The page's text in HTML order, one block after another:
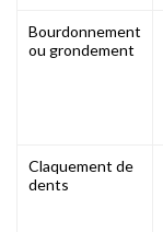
Bourdonnement
ou grondement
Claquement de
dents